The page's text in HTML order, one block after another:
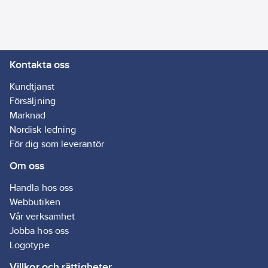
skyddsprodukter vid
HLR.
Innehåll
1847 - 1 st Sax
1882 - 1 st Elastisk
1892 - 1 st
Räddningsfilt
1910 - 1 st 4-in1
blodstoppare
1911 - 1st 4-in1 mini
blodstoppare
Kontakta oss
Kundtjänst
Försäljning
Marknad
Nordisk ledning
För dig som leverantör
Om oss
Handla hos oss
Webbutiken
Vår verksamhet
Jobba hos oss
Logotype